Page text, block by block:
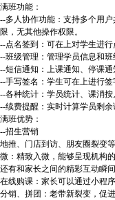
满班功能：
--多人协作功能：支持多个用
限，无其他操作权限。
--点名签到：可在上对学生进
--班级管理：管理学员信息和班
--短信通知：上课通知、停课
--手写签名：学生可在上进行
--各种统计：学员统计、课消
--续费提醒：实时计算学员剩
满班优势：
--招生营销
地推、门店到访、朋友圈裂变
微：精致入微，能够呈现机构
还有和家长之间的精彩互动瞬间
在线购课：家长可以通过小程
分销、拼团：老带新裂变，促